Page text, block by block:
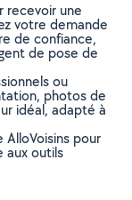
recevoir une
votre demande
de confiance,
de pose de
ou
photos de
idéal, adapté à
pour
aux outils